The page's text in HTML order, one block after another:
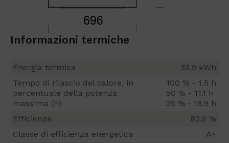
Informazioni termiche
Energia termica
33.9 kWh
Tempo di rilascio del calore, in
percentuale della potenza
massima (h)
100 % - 1.5 h
50 % - 11.1 h
25 % - 19.9 h
Efficienza
82.9 %
Classe di efficienza energetica
A+